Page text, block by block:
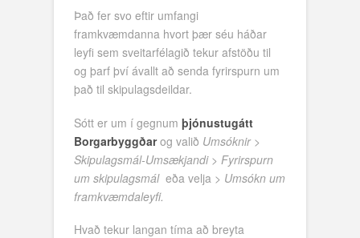
Það fer svo eftir umfangi
framkvæmdanna hvort þær séu háðar
leyfi sem sveitarfélagið tekur afstöðu til
og þarf því ávallt að senda fyrirspurn um
það til skipulagsdeildar.
Sótt er um í gegnumþjónustugátt
Borgarbyggðarog valið Umsóknir>
Skipulagsmál-Umsækjandi> Fyrirspurn
um skipulagsmál eða velja > Umsókn um
framkvæmdaleyfi.
Hvað tekur langan tíma að breyta